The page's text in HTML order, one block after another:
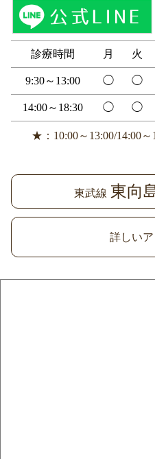
診療時間 月 火
9:30～13:00 ◯ ◯
14:00～18:30 ◯ ◯
★：10:00～13:00/14:00
東武線 東向
詳しい